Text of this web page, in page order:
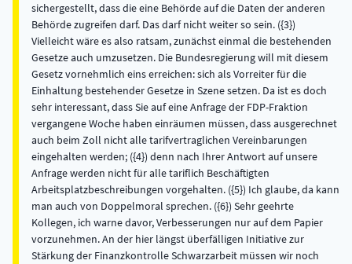
sichergestellt, dass die eine Behörde auf die Daten der anderen
Behörde zugreifen darf. Das darf nicht weiter so sein. ({3})
Vielleicht wäre es also ratsam, zunächst einmal die bestehenden
Gesetze auch umzusetzen. Die Bundesregierung will mit diesem
Gesetz vornehmlich eins erreichen: sich als Vorreiter für die
Einhaltung bestehender Gesetze in Szene setzen. Da ist es doch
sehr interessant, dass Sie auf eine Anfrage der FDP-Fraktion
vergangene Woche haben einräumen müssen, dass ausgerechnet
auch beim Zoll nicht alle tarifvertraglichen Vereinbarungen
eingehalten werden; ({4}) denn nach Ihrer Antwort auf unsere
Anfrage werden nicht für alle tariflich Beschäftigten
Arbeitsplatzbeschreibungen vorgehalten. ({5}) Ich glaube, da kann
man auch von Doppelmoral sprechen. ({6}) Sehr geehrte
Kollegen, ich warne davor, Verbesserungen nur auf dem Papier
vorzunehmen. An der hier längst überfälligen Initiative zur
Stärkung der Finanzkontrolle Schwarzarbeit müssen wir noch